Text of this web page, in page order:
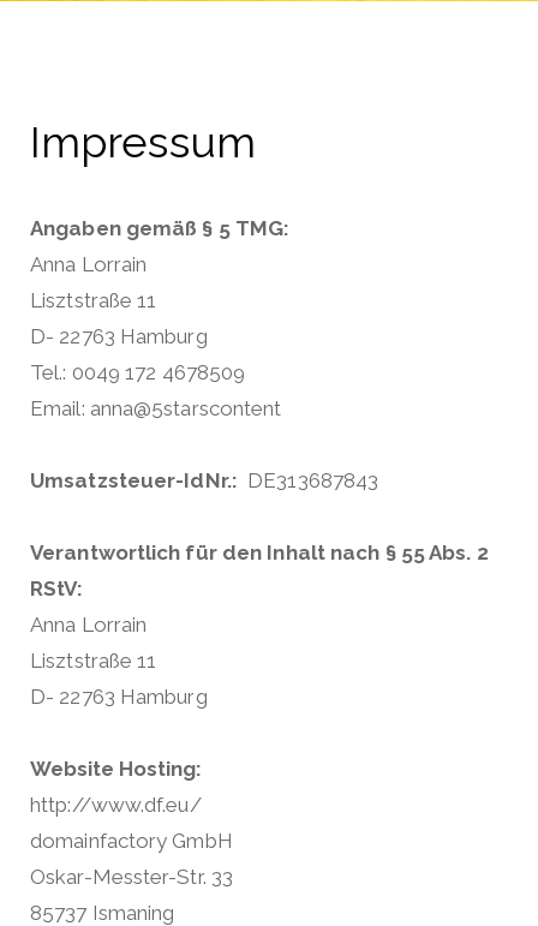
Impressum
Angaben gemäß § 5 TMG:
Anna Lorrain
Lisztstraße 11
D- 22763 Hamburg
Tel.: 0049 172 4678509
Email: anna@5starscontent
Umsatzsteuer-IdNr.: DE313687843
Verantwortlich für den Inhalt nach § 55 Abs. 2
RStV:
Anna Lorrain
Lisztstraße 11
D- 22763 Hamburg
Website Hosting:
http://www.df.eu/
domainfactory GmbH
Oskar-Messter-Str. 33
85737 Ismaning